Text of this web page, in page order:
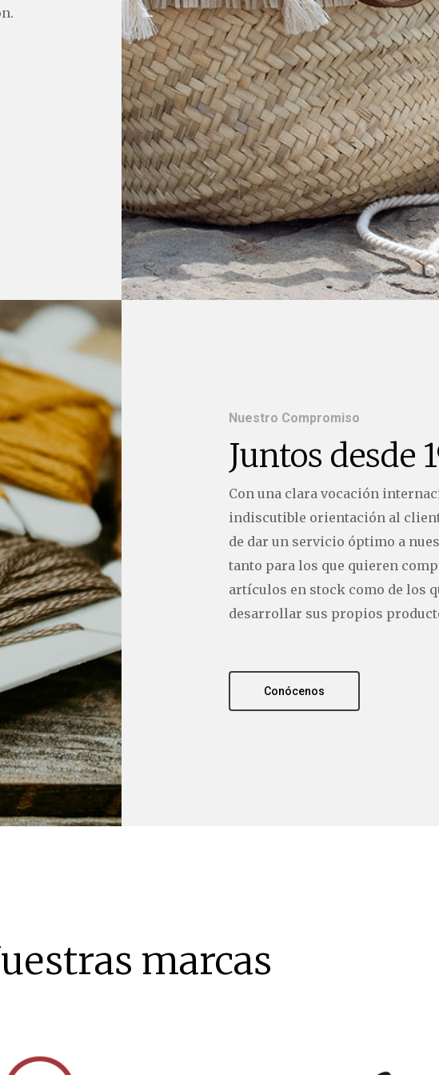
Nuestro Compromiso
Juntos desde
Con una clara vocación
indiscutible orientación al
de dar un servicio óptimo a
tanto para los que quieren
artículos en stock como de los
desarrollar sus propios
Conócenos
marcas